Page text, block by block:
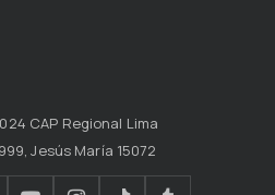
CAP Regional Lima
Jesús María 15072